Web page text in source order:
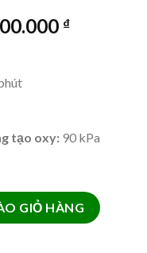
₫.
₫Current
tạo oxy: 90 kPa
quantity
GIỎ HÀNG